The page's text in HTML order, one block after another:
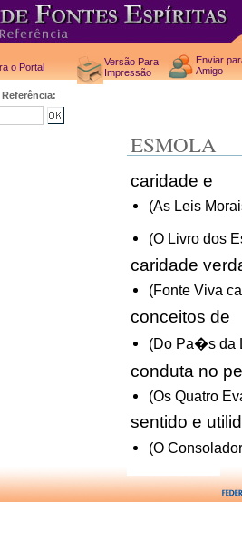
o Portal
Versão Para
Impressão
Enviar
Amigo
ESMOLA
caridade e
(As Leis
(O Livro dos
caridade
(Fonte Viva
conceitos de
(Do Pa�s da
conduta no
(Os Quatro
sentido e
(O